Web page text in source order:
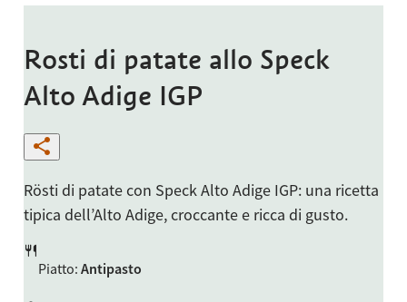
Rosti di patate allo Speck
Alto Adige IGP
Rösti di patate con Speck Alto Adige IGP: una ricetta
tipica dell’Alto Adige, croccante e ricca di gusto.
Piatto: Antipasto